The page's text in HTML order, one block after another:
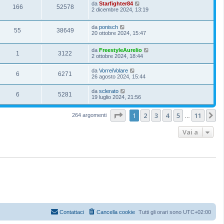
166 52578 da Starfighter84
2 dicembre 2024, 13:19
55 38649 da ponisch
20 ottobre 2024, 15:47
1 3122 da FreestyleAurelio
2 ottobre 2024, 18:44
6 6271 da VorreiVolare
26 agosto 2024, 15:44
6 5281 da sclerato
19 luglio 2024, 21:56
264 argomenti Pagina di 11
1 2 3 4 5 11
Vai a
Tutti gli orari sono UTC+02:00
Cancella cookie
Contattaci